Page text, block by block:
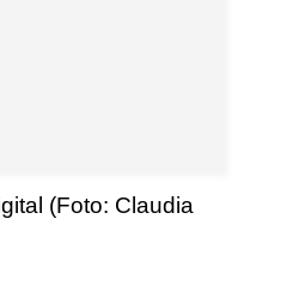
(Foto: Claudia